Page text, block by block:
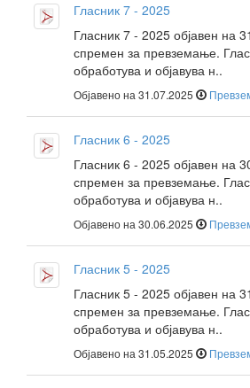
Гласник 7 - 2025
Гласник 7 - 2025 објавен на
спремен за превземање.
обработува и објавува н..
Објавено на 31.07.2025
Гласник 6 - 2025
Гласник 6 - 2025 објавен на
спремен за превземање.
обработува и објавува н..
Објавено на 30.06.2025
Гласник 5 - 2025
Гласник 5 - 2025 објавен на
спремен за превземање.
обработува и објавува н..
Објавено на 31.05.2025